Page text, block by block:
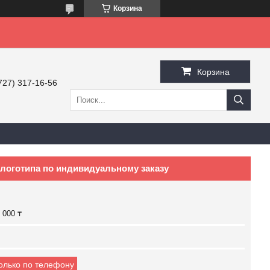
Корзина
317-16-56
Корзина
по индивидуальному заказу
₸
по телефону